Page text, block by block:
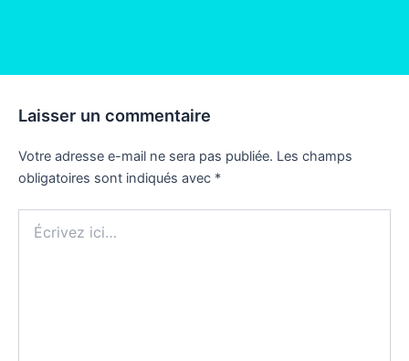
Laisser un commentaire
Votre adresse e-mail ne sera pas publiée. Les champs
obligatoires sont indiqués avec *
ici…